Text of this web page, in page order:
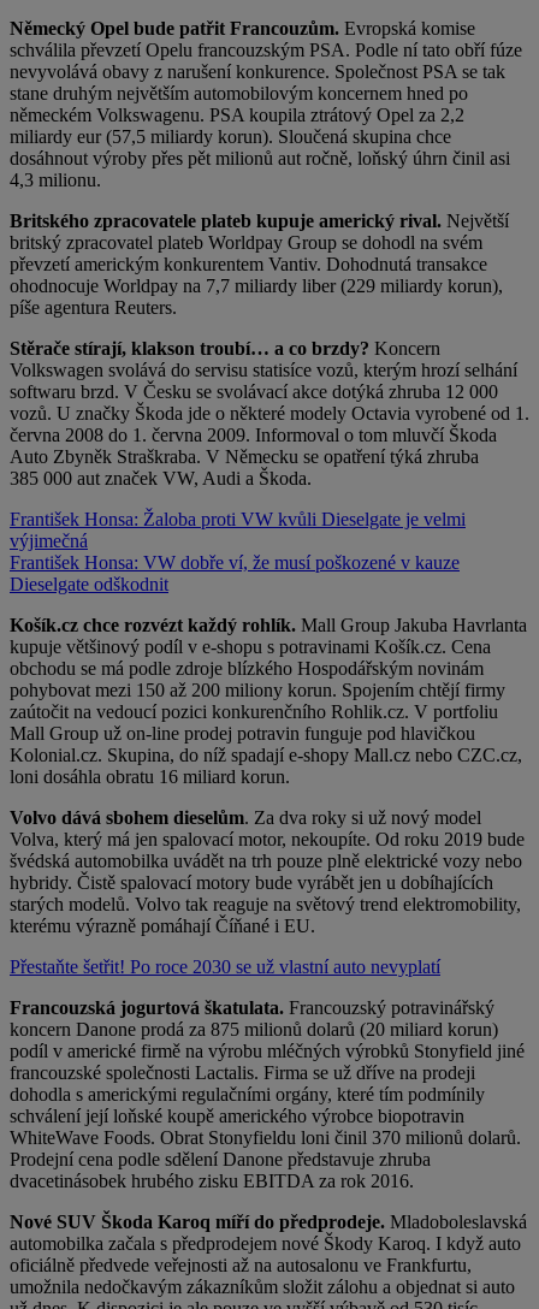
Německý Opel bude patřit Francouzům. Evropská komise
schválila převzetí Opelu francouzským PSA. Podle ní tato obří fúze
nevyvolává obavy z narušení konkurence. Společnost PSA se tak
stane druhým největším automobilovým koncernem hned po
německém Volkswagenu. PSA koupila ztrátový Opel za 2,2
miliardy eur (57,5 miliardy korun). Sloučená skupina chce
dosáhnout výroby přes pět milionů aut ročně, loňský úhrn činil asi
4,3 milionu.
Britského zpracovatele plateb kupuje americký rival. Největší
britský zpracovatel plateb Worldpay Group se dohodl na svém
převzetí americkým konkurentem Vantiv. Dohodnutá transakce
ohodnocuje Worldpay na 7,7 miliardy liber (229 miliardy korun),
píše agentura Reuters.
Stěrače stírají, klakson troubí… a co brzdy? Koncern
Volkswagen svolává do servisu statisíce vozů, kterým hrozí selhání
softwaru brzd. V Česku se svolávací akce dotýká zhruba 12 000
vozů. U značky Škoda jde o některé modely Octavia vyrobené od 1.
června 2008 do 1. června 2009. Informoval o tom mluvčí Škoda
Auto Zbyněk Straškraba. V Německu se opatření týká zhruba
385 000 aut značek VW, Audi a Škoda.
František Honsa: Žaloba proti VW kvůli Dieselgate je velmi
výjimečná
František Honsa: VW dobře ví, že musí poškozené v kauze
Dieselgate odškodnit
Košík.cz chce rozvézt každý rohlík. Mall Group Jakuba Havrlanta
kupuje většinový podíl v e-shopu s potravinami Košík.cz. Cena
obchodu se má podle zdroje blízkého Hospodářským novinám
pohybovat mezi 150 až 200 miliony korun. Spojením chtějí firmy
zaútočit na vedoucí pozici konkurenčního Rohlik.cz. V portfoliu
Mall Group už on-line prodej potravin funguje pod hlavičkou
Kolonial.cz. Skupina, do níž spadají e-shopy Mall.cz nebo CZC.cz,
loni dosáhla obratu 16 miliard korun.
Volvo dává sbohem dieselům. Za dva roky si už nový model
Volva, který má jen spalovací motor, nekoupíte. Od roku 2019 bude
švédská automobilka uvádět na trh pouze plně elektrické vozy nebo
hybridy. Čistě spalovací motory bude vyrábět jen u dobíhajících
starých modelů. Volvo tak reaguje na světový trend elektromobility,
kterému výrazně pomáhají Číňané i EU.
Přestaňte šetřit! Po roce 2030 se už vlastní auto nevyplatí
Francouzská jogurtová škatulata. Francouzský potravinářský
koncern Danone prodá za 875 milionů dolarů (20 miliard korun)
podíl v americké firmě na výrobu mléčných výrobků Stonyfield jiné
francouzské společnosti Lactalis. Firma se už dříve na prodeji
dohodla s americkými regulačními orgány, které tím podmínily
schválení její loňské koupě amerického výrobce biopotravin
WhiteWave Foods. Obrat Stonyfieldu loni činil 370 milionů dolarů.
Prodejní cena podle sdělení Danone představuje zhruba
dvacetinásobek hrubého zisku EBITDA za rok 2016.
Nové SUV Škoda Karoq míří do předprodeje. Mladoboleslavská
automobilka začala s předprodejem nové Škody Karoq. I když auto
oficiálně předvede veřejnosti až na autosalonu ve Frankfurtu,
umožnila nedočkavým zákazníkům složit zálohu a objednat si auto